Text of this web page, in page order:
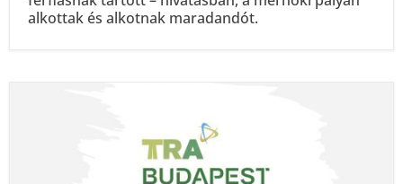
alkottak és alkotnak maradandót.